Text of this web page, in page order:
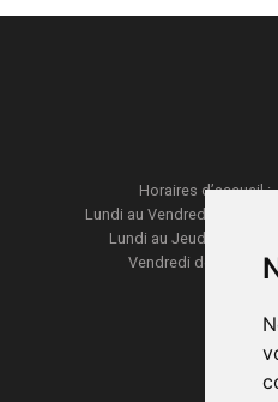
Horaires d’accueil :
Lundi au Vendredi de 9h30 à
Lundi au Jeudi de 14h à
Vendredi de 14h à